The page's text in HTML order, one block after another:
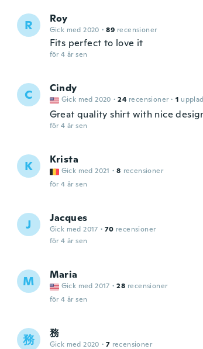
R Roy
Gick med 2020 · 89 recensioner
Fits perfect to love it
för 4 år sen
C Cindy
Gick med 2020 · 24 recensioner · 1
Great quality shirt with nice
för 4 år sen
K Krista
Gick med 2021 · 8 recensioner
för 4 år sen
J Jacques
Gick med 2017 · 70 recensioner
för 4 år sen
M Maria
Gick med 2017 · 28 recensioner
för 4 år sen
務 務
Gick med 2020 · 7 recensioner